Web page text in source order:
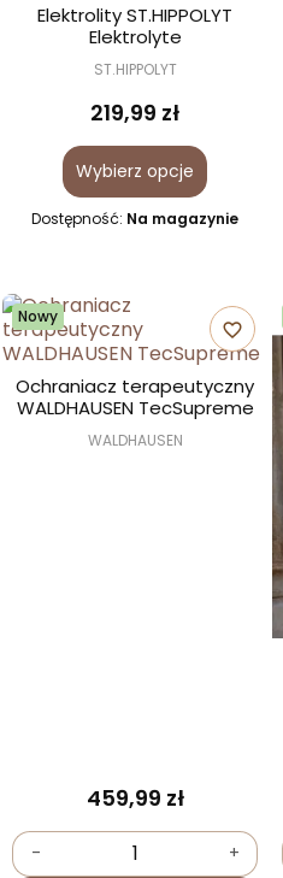
Elektrolity ST.HIPPOLYT
Elektrolyte
ST.HIPPOLYT
219,99 zł
Wybierz opcje
Dostępność: Na magazynie
Nowy
favorite_border
Ochraniacz terapeutyczny
WALDHAUSEN TecSupreme
WALDHAUSEN
459,99 zł
- +